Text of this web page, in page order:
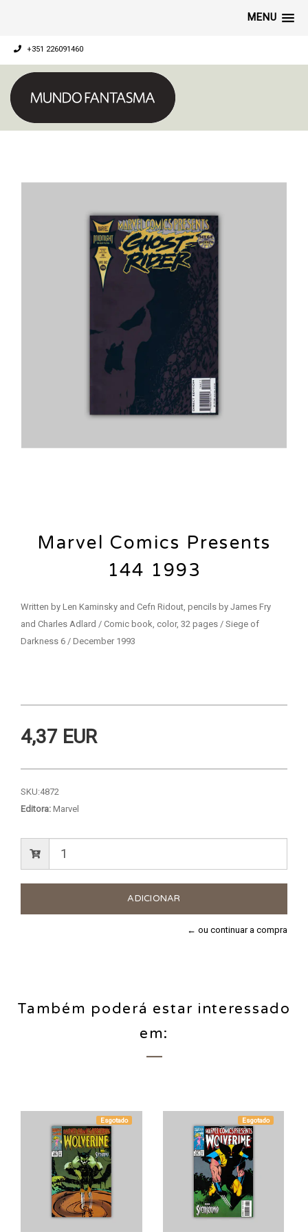
MENU
+351 226091460
Marvel Comics Presents
144 1993
Written by Len Kaminsky and Cefn Ridout, pencils by James Fry
and Charles Adlard / Comic book, color, 32 pages / Siege of
Darkness 6 / December 1993
4,37 EUR
SKU:4872
Editora: Marvel
← ou continuar a compra
Também poderá estar interessado
em:
Esgotado Esgotado